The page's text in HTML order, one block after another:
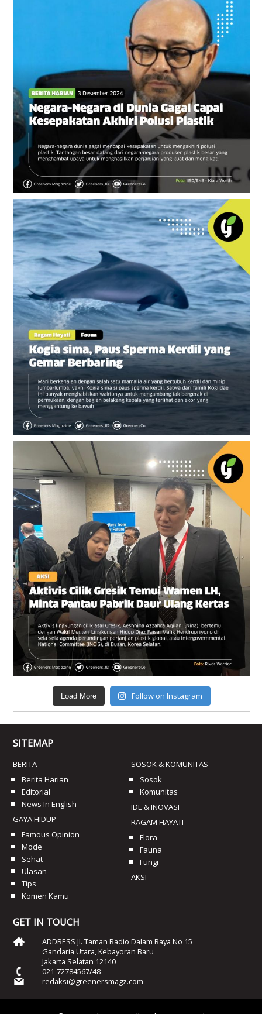
Load More Follow on Instagram
SITEMAP
BERITA
Berita Harian
Editorial
News In English
GAYA HIDUP
Famous Opinion
Mode
Sehat
Ulasan
Tips
Komen Kamu
SOSOK & KOMUNITAS
Sosok
Komunitas
IDE & INOVASI
RAGAM HAYATI
Flora
Fauna
Fungi
AKSI
GET IN TOUCH
ADDRESS Jl. Taman Radio Dalam Raya No 15
Gandaria Utara, Kebayoran Baru
Jakarta Selatan 12140
021-72784567/48
redaksi@greenersmagz.com